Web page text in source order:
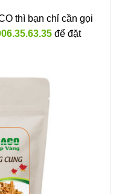
thì bạn chỉ cần gọi
để đặt